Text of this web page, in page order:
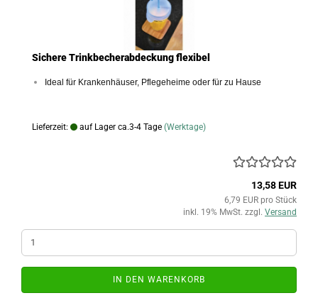
Sichere Trinkbecherabdeckung flexibel
Ideal für Krankenhäuser, Pflegeheime oder für zu Hause
Lieferzeit: auf Lager ca.3-4 Tage (Werktage)
13,58 EUR
6,79 EUR pro Stück
inkl. 19% MwSt. zzgl. Versand
IN DEN WARENKORB